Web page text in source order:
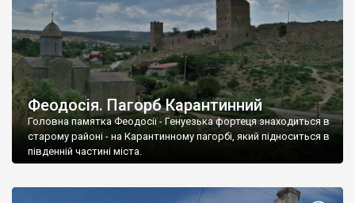
Феодосія. Пагорб Карантинний
Головна памятка Феодосії - Генуезька фортеця знаходиться в
старому районі - на Карантинному пагорбі, який підноситься в
південній частині міста.